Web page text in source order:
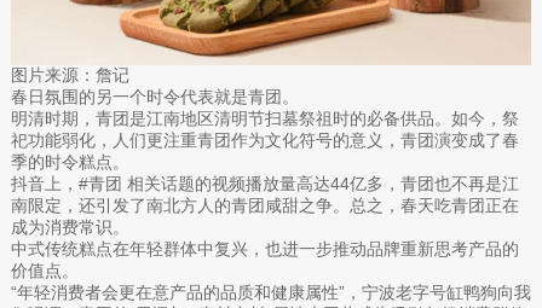
图片来源：詹记
春日氛围的另一个时令代表就是青团。
明清时期，青团是江南地区清明节扫墓祭祖时的必备供品。如今，祭
祀功能弱化，人们更注重青团作为文化符号的意义，青团演变成了春
季的时令糕点。
抖音上，#青团 相关话题的视频播放量高达44亿多，青团也不再是江
南限定，还引发了南北方人的青团咸甜之争。总之，春天吃青团正在
成为消费常识。
中式传统糕点在年轻群体中复兴，也进一步推动品牌重新思考产品的
价值点。
“年轻消费者会更在意产品的品质和健康属性”，宁波老字号缸鸭狗向我